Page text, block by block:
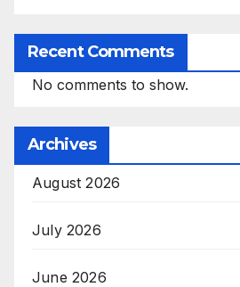
Recent Comments
No comments to show.
Archives
August 2026
July 2026
June 2026